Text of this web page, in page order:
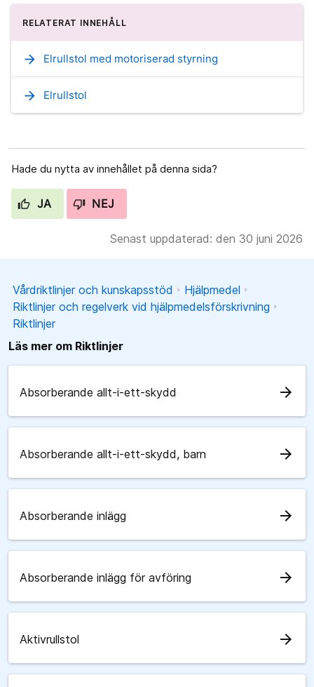
RELATERAT INNEHÅLL
arrow_forward Elrullstol med motoriserad styrning
arrow_forward Elrullstol
Hade du nytta av innehållet på denna sida?
JA NEJ
Senast uppdaterad: den 30 juni 2026
Vårdriktlinjer och kunskapsstöd
Hjälpmedel
Riktlinjer och regelverk vid hjälpmedelsförskrivning
Riktlinjer
Läs mer om Riktlinjer
Absorberande allt-i-ett-skydd arrow_forward
Absorberande allt-i-ett-skydd, barn arrow_forward
Absorberande inlägg arrow_forward
Absorberande inlägg för avföring arrow_forward
Aktivrullstol arrow_forward